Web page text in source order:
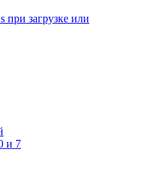
загрузке или
и 7